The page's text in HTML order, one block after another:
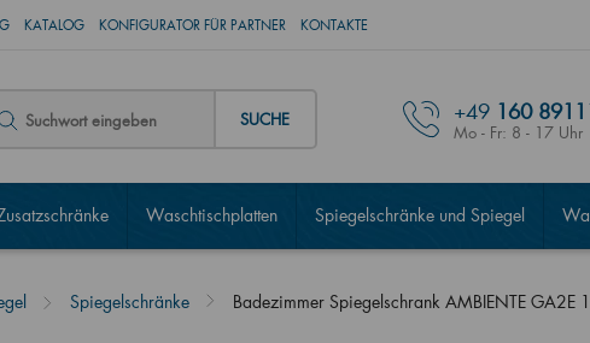
KATALOG KONFIGURATOR FÜR PARTNER KONTAKTE
SUCHE +49 160
Mo - Fr: 8 - 17 Uhr
Waschtischplatten Spiegelschränke und Spiegel
Spiegelschränke Badezimmer Spiegelschrank AMBIENTE GA2E